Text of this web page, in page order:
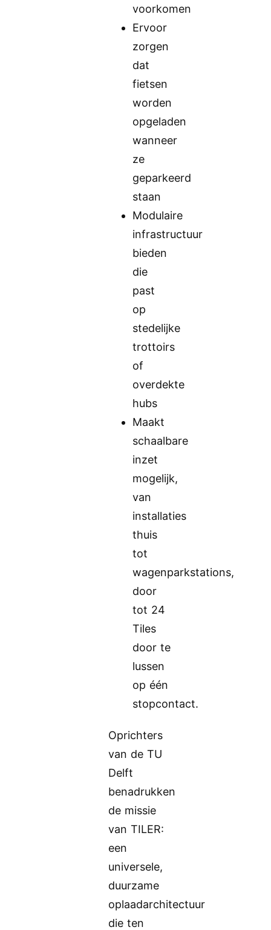
voorkomen
Ervoor
zorgen
dat
fietsen
worden
opgeladen
wanneer
ze
geparkeerd
staan
Modulaire
infrastructuur
bieden
die
past
op
stedelijke
trottoirs
of
overdekte
hubs
Maakt
schaalbare
inzet
mogelijk,
van
installaties
thuis
tot
wagenparkstations,
door
tot 24
Tiles
door te
lussen
op één
stopcontact.
Oprichters
van de TU
Delft
benadrukken
de missie
van TILER:
een
universele,
duurzame
oplaadarchitectuur
die ten